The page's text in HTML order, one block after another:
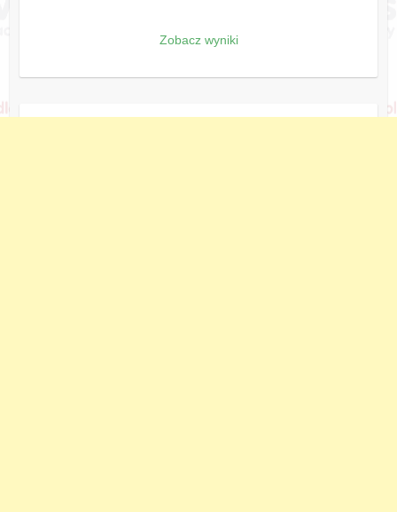
Zobacz wyniki